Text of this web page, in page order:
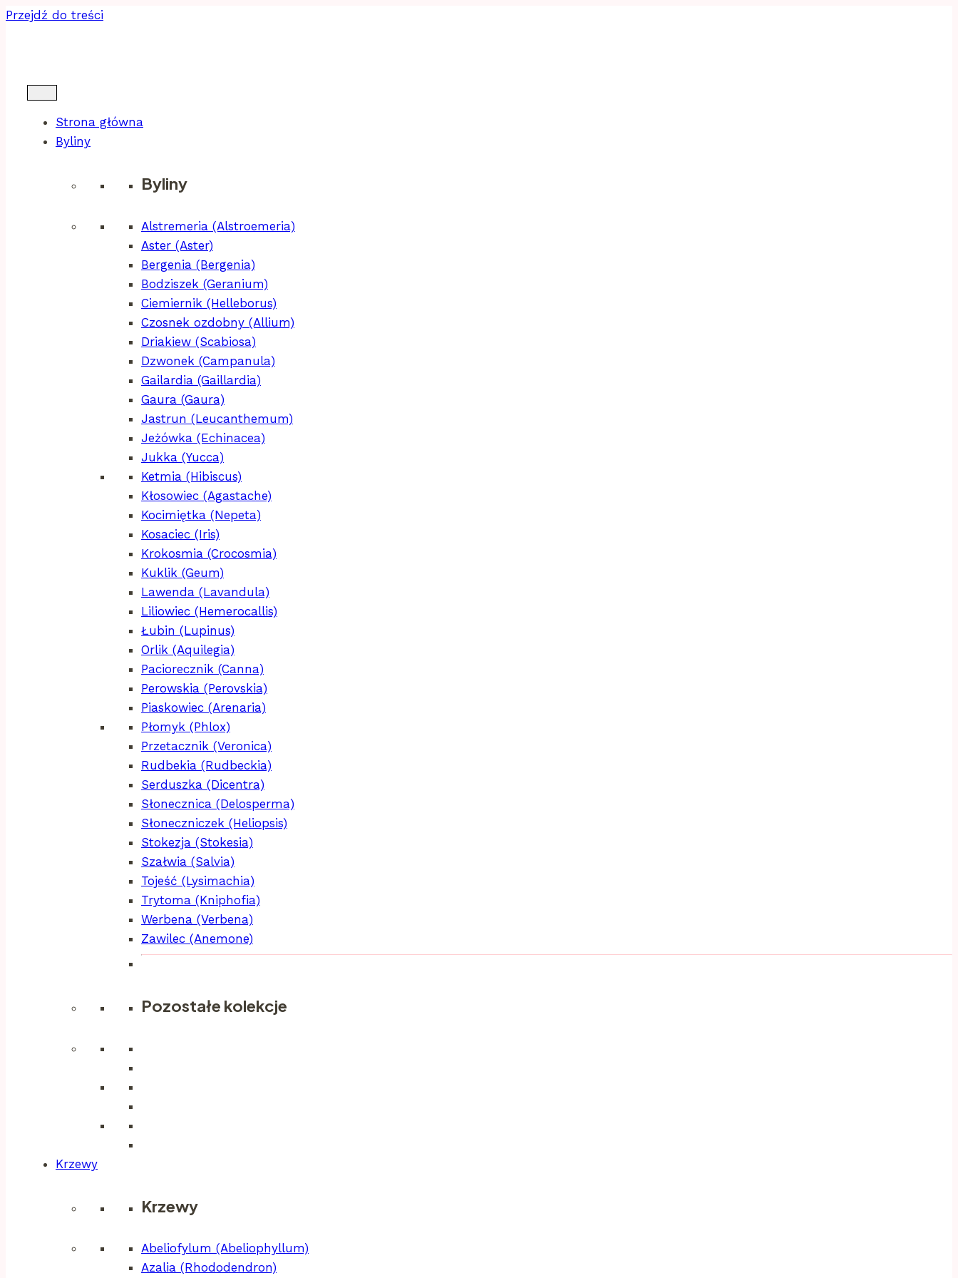
Przejdź do treści
Strona główna
Byliny
Byliny
Alstremeria (Alstroemeria)
Aster (Aster)
Bergenia (Bergenia)
Bodziszek (Geranium)
Ciemiernik (Helleborus)
Czosnek ozdobny (Allium)
Driakiew (Scabiosa)
Dzwonek (Campanula)
Gailardia (Gaillardia)
Gaura (Gaura)
Jastrun (Leucanthemum)
Jeżówka (Echinacea)
Jukka (Yucca)
Ketmia (Hibiscus)
Kłosowiec (Agastache)
Kocimiętka (Nepeta)
Kosaciec (Iris)
Krokosmia (Crocosmia)
Kuklik (Geum)
Lawenda (Lavandula)
Liliowiec (Hemerocallis)
Łubin (Lupinus)
Orlik (Aquilegia)
Paciorecznik (Canna)
Perowskia (Perovskia)
Piaskowiec (Arenaria)
Płomyk (Phlox)
Przetacznik (Veronica)
Rudbekia (Rudbeckia)
Serduszka (Dicentra)
Słonecznica (Delosperma)
Słoneczniczek (Heliopsis)
Stokezja (Stokesia)
Szałwia (Salvia)
Tojeść (Lysimachia)
Trytoma (Kniphofia)
Werbena (Verbena)
Zawilec (Anemone)
Pozostałe kolekcje
Krzewy
Krzewy
Abeliofylum (Abeliophyllum)
Azalia (Rhododendron)